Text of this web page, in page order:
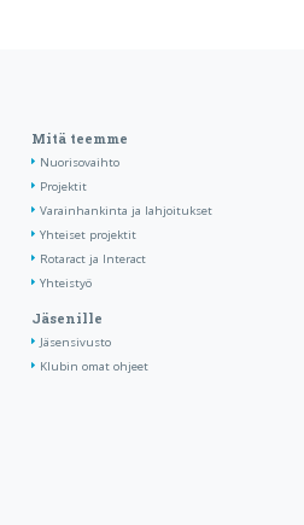
Mitä teemme
Nuorisovaihto
Projektit
Varainhankinta ja lahjoitukset
Yhteiset projektit
Rotaract ja Interact
Yhteistyö
Jäsenille
Jäsensivusto
Klubin omat ohjeet